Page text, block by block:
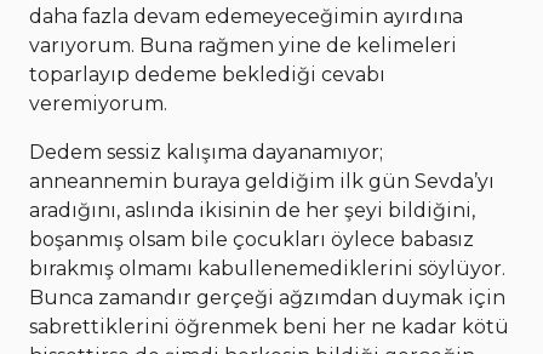
daha fazla devam edemeyeceğimin ayırdına
varıyorum. Buna rağmen yine de kelimeleri
toparlayıp dedeme beklediği cevabı
veremiyorum.
Dedem sessiz kalışıma dayanamıyor;
anneannemin buraya geldiğim ilk gün Sevda’yı
aradığını, aslında ikisinin de her şeyi bildiğini,
boşanmış olsam bile çocukları öylece babasız
bırakmış olmamı kabullenemediklerini söylüyor.
Bunca zamandır gerçeği ağzımdan duymak için
sabrettiklerini öğrenmek beni her ne kadar kötü